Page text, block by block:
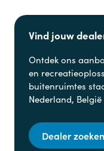
Vind jouw
Ontdek ons
en
buitenruimtes
Nederland,
Dealer zoeken